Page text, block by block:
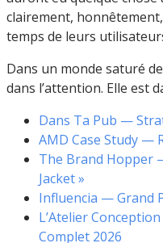
clairement,
temps de leurs
Dans un monde saturé
dans l’attention. Elle est
Dans Ta Pub —
AMD Case Study —
The Brand Hopper
Jacket »
Influencia — Grand
L’Atelier
Complet 2026